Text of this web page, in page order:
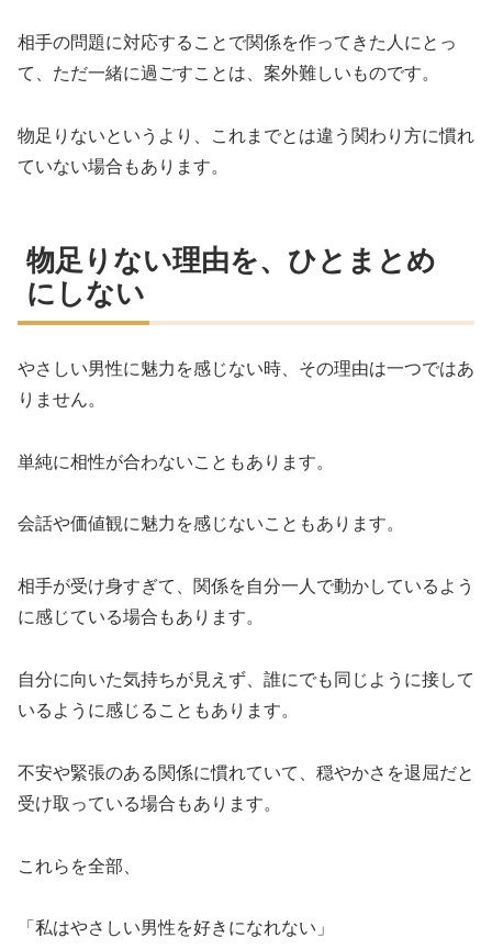
相手の問題に対応することで関係を作ってきた人にとっ
て、ただ一緒に過ごすことは、案外難しいものです。
物足りないというより、これまでとは違う関わり方に慣れ
ていない場合もあります。
物足りない理由を、ひとまとめ
にしない
やさしい男性に魅力を感じない時、その理由は一つではあ
りません。
単純に相性が合わないこともあります。
会話や価値観に魅力を感じないこともあります。
相手が受け身すぎて、関係を自分一人で動かしているよう
に感じている場合もあります。
自分に向いた気持ちが見えず、誰にでも同じように接して
いるように感じることもあります。
不安や緊張のある関係に慣れていて、穏やかさを退屈だと
受け取っている場合もあります。
これらを全部、
「私はやさしい男性を好きになれない」